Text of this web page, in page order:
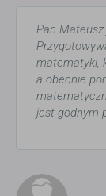
Pan
matematyki,
a obecnie
jest godnym